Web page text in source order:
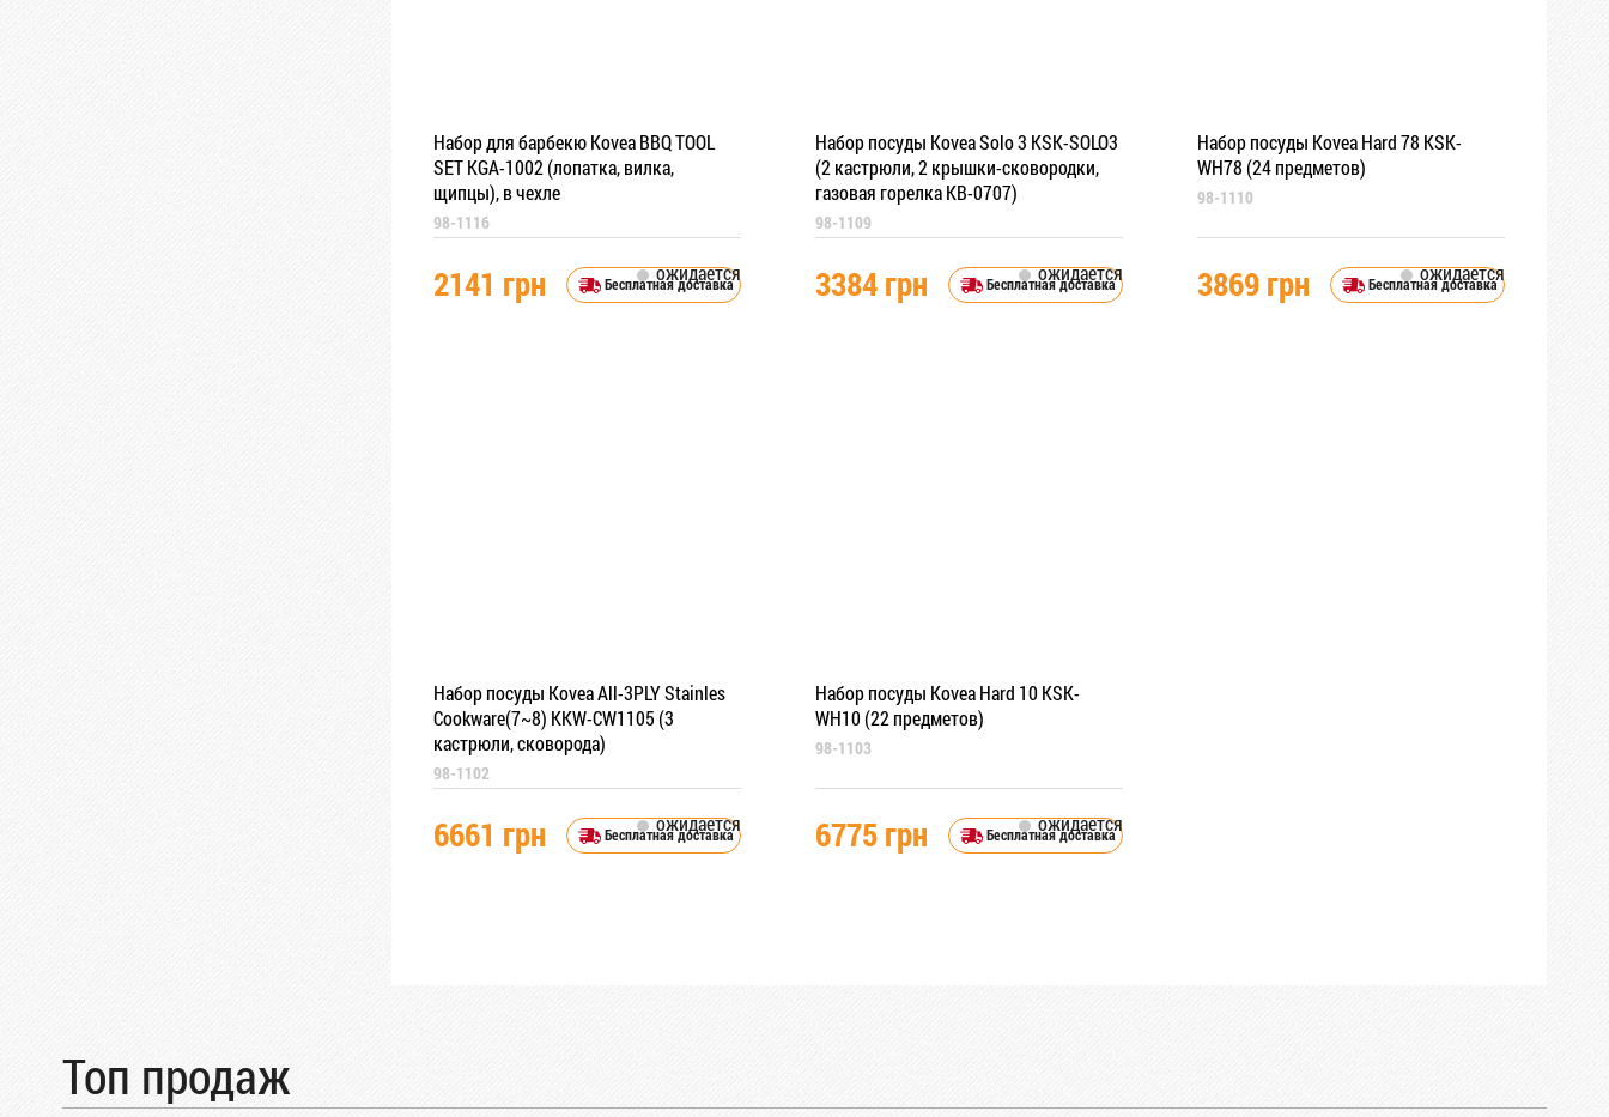
Набор для барбекю Kovea BBQ TOOL
SET KGA-1002 (лопатка, вилка,
щипцы), в чехле
98-1116
2141 грн ожидается
Бесплатная доставка
Набор посуды Kovea Solo 3 KSK-SOLO3
(2 кастрюли, 2 крышки-сковородки,
газовая горелка KB-0707)
98-1109
3384 грн ожидается
Бесплатная доставка
Набор посуды Kovea Hard 78 KSK-
WH78 (24 предметов)
98-1110
3869 грн ожидается
Бесплатная доставка
Набор посуды Kovea All-3PLY Stainles
Cookware(7~8) KKW-CW1105 (3
кастрюли, сковорода)
98-1102
6661 грн ожидается
Бесплатная доставка
Набор посуды Kovea Hard 10 KSK-
WH10 (22 предметов)
98-1103
6775 грн ожидается
Бесплатная доставка
Топ продаж